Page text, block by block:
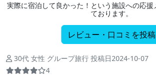
実際に宿泊して良かった！という施設への応援
ております。
レビュー・口コミを投稿
30代 女性 グループ旅行 投稿日2024-10-07
4